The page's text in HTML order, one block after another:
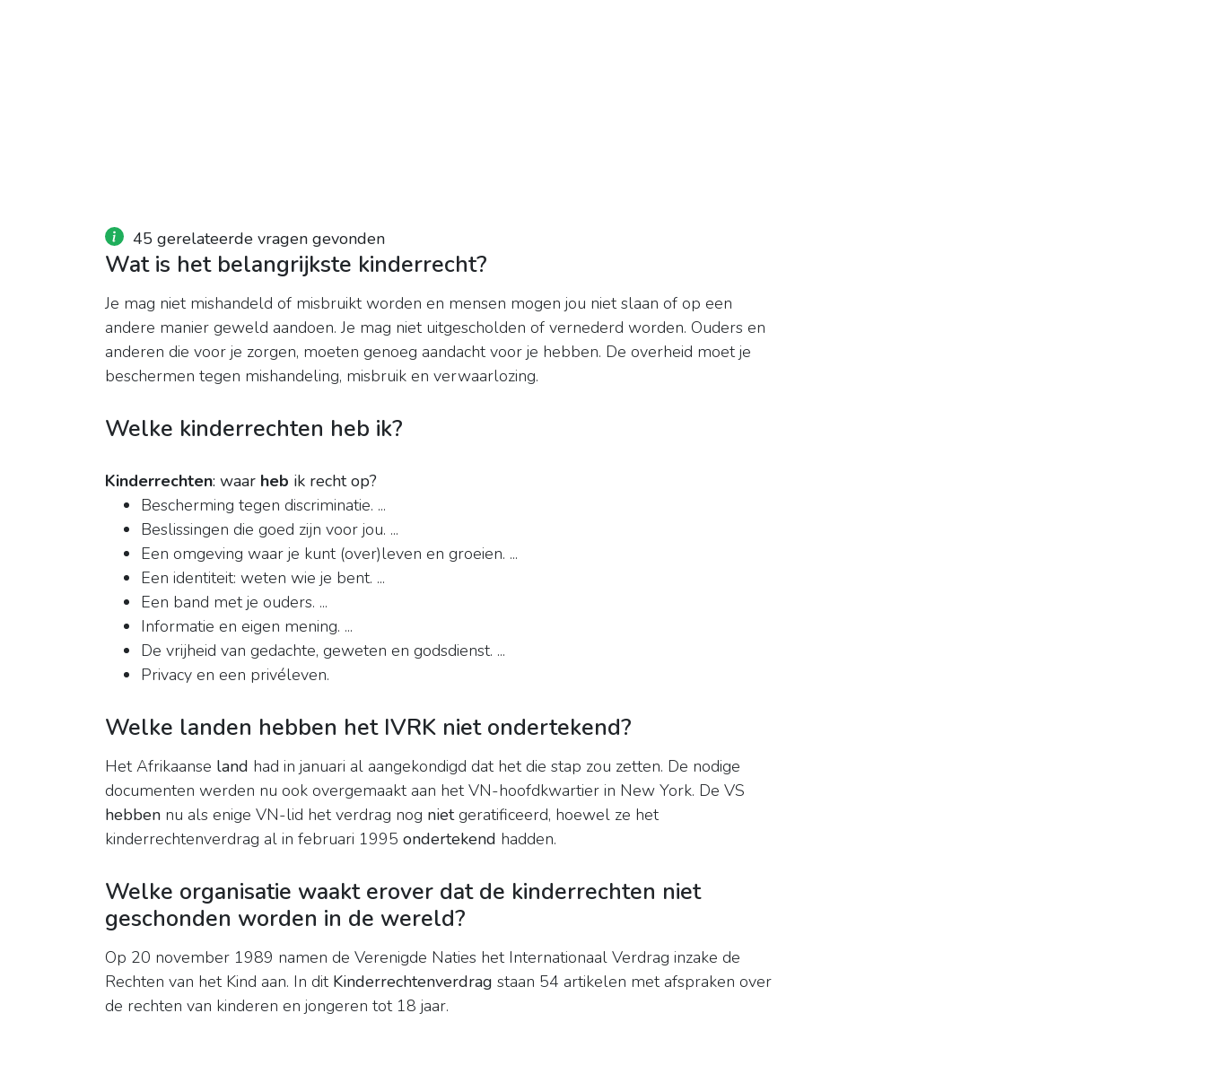
45 gerelateerde vragen gevonden
Wat is het belangrijkste kinderrecht?
Je mag niet mishandeld of misbruikt worden en mensen mogen jou niet slaan of op een
andere manier geweld aandoen. Je mag niet uitgescholden of vernederd worden. Ouders en
anderen die voor je zorgen, moeten genoeg aandacht voor je hebben. De overheid moet je
beschermen tegen mishandeling, misbruik en verwaarlozing.
Welke kinderrechten heb ik?
Kinderrechten: waar heb ik recht op?
Bescherming tegen discriminatie. ...
Beslissingen die goed zijn voor jou. ...
Een omgeving waar je kunt (over)leven en groeien. ...
Een identiteit: weten wie je bent. ...
Een band met je ouders. ...
Informatie en eigen mening. ...
De vrijheid van gedachte, geweten en godsdienst. ...
Privacy en een privéleven.
Welke landen hebben het IVRK niet ondertekend?
Het Afrikaanse land had in januari al aangekondigd dat het die stap zou zetten. De nodige
documenten werden nu ook overgemaakt aan het VN-hoofdkwartier in New York. De VS
hebben nu als enige VN-lid het verdrag nog nietgeratificeerd, hoewel ze het
kinderrechtenverdrag al in februari 1995 ondertekend hadden.
Welke organisatie waakt erover dat de kinderrechten niet
geschonden worden in de wereld?
Op 20 november 1989 namen de Verenigde Naties het Internationaal Verdrag inzake de
Rechten van het Kind aan. In dit Kinderrechtenverdrag staan 54 artikelen met afspraken over
de rechten van kinderen en jongeren tot 18 jaar.